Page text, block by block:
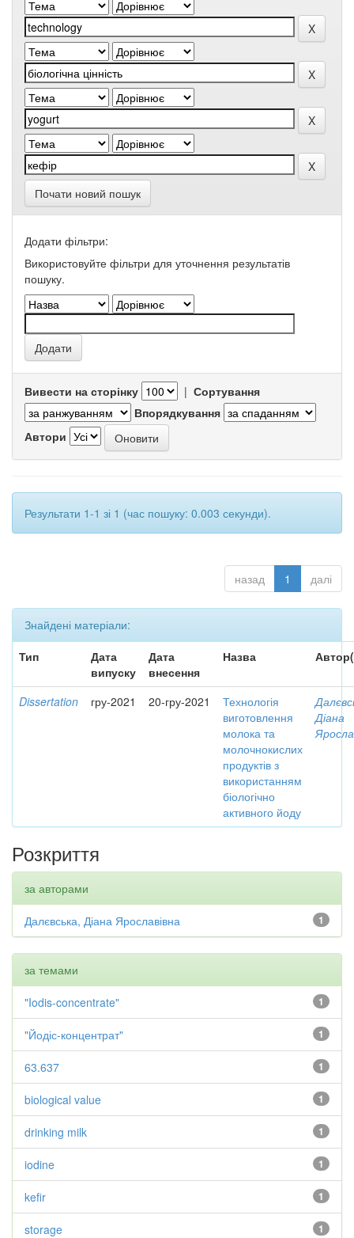
Почати новий пошук
Додати фільтри:
Використовуйте фільтри для уточнення результатів
пошуку.
Вивести на сторінку | Сортування
Впорядкування
Автори
Результати 1-1 зі 1 (час пошуку: 0.003 секунди).
назад 1 далі
Знайдені матеріали:
Тип
Дата
випуску
Дата
внесення
Назва
Dissertation гру-2021 20-гру-2021
Технологія
виготовлення
молока та
молочнокислих
продуктів з
використанням
біологічно
активного йоду
Діана
Розкриття
за авторами
1
Далєвська, Діана Ярославівна
за темами
1
"Iodis-concentrate"
1
"Йодіс-концентрат"
1
63.637
1
biological value
1
drinking milk
1
iodine
1
kefir
1
storage